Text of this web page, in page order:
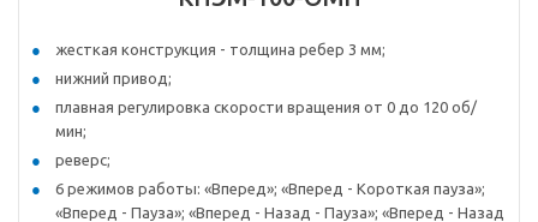
жесткая конструкция - толщина ребер 3 мм;
нижний привод;
плавная регулировка скорости вращения от 0 до 120 об/
мин;
реверс;
6 режимов работы: «Вперед»; «Вперед - Короткая пауза»;
«Вперед - Пауза»; «Вперед - Назад - Пауза»; «Вперед - Назад